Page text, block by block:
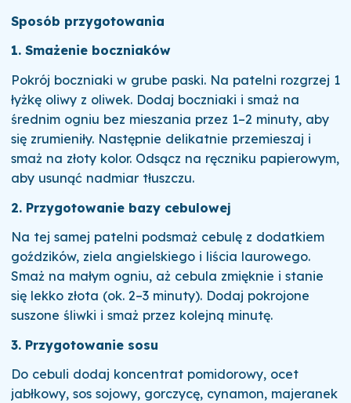
Sposób przygotowania
1. Smażenie boczniaków
Pokrój boczniaki w grube paski. Na patelni rozgrzej 1
łyżkę oliwy z oliwek. Dodaj boczniaki i smaż na
średnim ogniu bez mieszania przez 1–2 minuty, aby
się zrumieniły. Następnie delikatnie przemieszaj i
smaż na złoty kolor. Odsącz na ręczniku papierowym,
aby usunąć nadmiar tłuszczu.
2. Przygotowanie bazy cebulowej
Na tej samej patelni podsmaż cebulę z dodatkiem
goździków, ziela angielskiego i liścia laurowego.
Smaż na małym ogniu, aż cebula zmięknie i stanie
się lekko złota (ok. 2–3 minuty). Dodaj pokrojone
suszone śliwki i smaż przez kolejną minutę.
3. Przygotowanie sosu
Do cebuli dodaj koncentrat pomidorowy, ocet
jabłkowy, sos sojowy, gorczycę, cynamon, majeranek